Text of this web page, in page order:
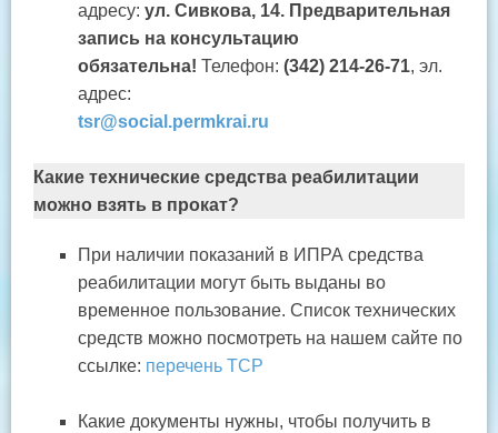
адресу: ул. Сивкова, 14. Предварительная
запись на консультацию
обязательна! Телефон: (342) 214-26-71, эл.
адрес:
tsr@social.permkrai.ru
Какие технические средства реабилитации
можно взять в прокат?
При наличии показаний в ИПРА средства
реабилитации могут быть выданы во
временное пользование. Список технических
средств можно посмотреть на нашем сайте по
ссылке: перечень ТСР
Какие документы нужны, чтобы получить в